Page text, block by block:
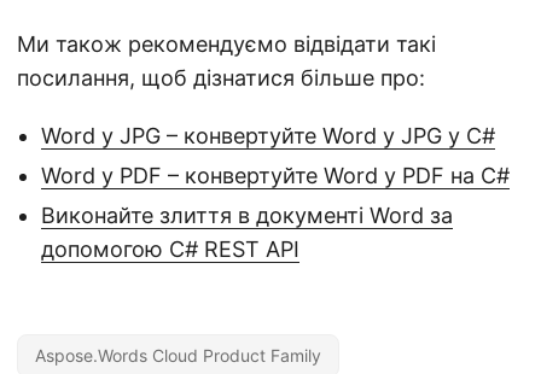
Ми також рекомендуємо відвідати такі
посилання, щоб дізнатися більше про:
Word у JPG – конвертуйте Word у JPG у C#
Word у PDF – конвертуйте Word у PDF на C#
Виконайте злиття в документі Word за
допомогою C# REST API
Aspose.Words Cloud Product Family